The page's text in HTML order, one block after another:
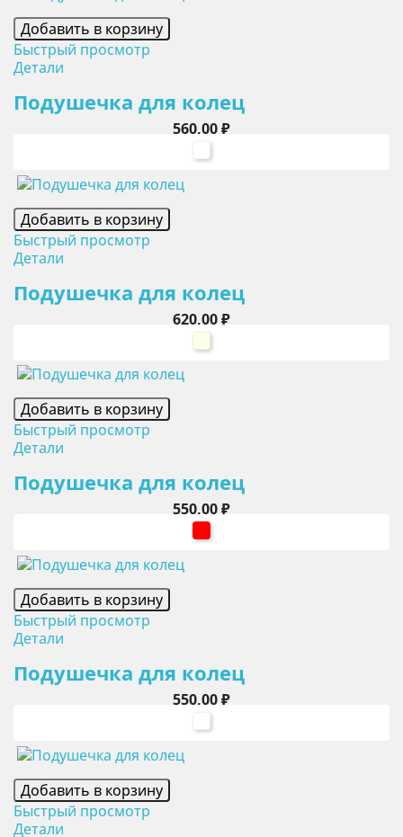
Добавить в корзину
Быстрый просмотр
Детали
Подушечка для колец
Цена
560,00 ₽
Добавить в корзину
Быстрый просмотр
Детали
Подушечка для колец
Цена
620,00 ₽
айвори
Добавить в корзину
Быстрый просмотр
Детали
Подушечка для колец
Цена
550,00 ₽
красный
Добавить в корзину
Быстрый просмотр
Детали
Подушечка для колец
Цена
550,00 ₽
Добавить в корзину
Быстрый просмотр
Детали